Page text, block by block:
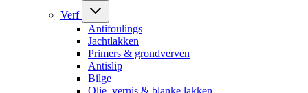
Verf
Antifoulings
Jachtlakken
Primers & grondverven
Antislip
Bilge
Olie, vernis & blanke lakken